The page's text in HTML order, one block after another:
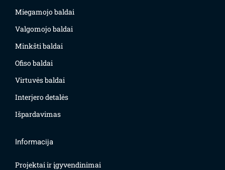
Miegamojo baldai
Valgomojo baldai
Minkšti baldai
Ofiso baldai
Virtuvės baldai
Interjero detalės
Išpardavimas
Informacija
Projektai ir įgyvendinimai